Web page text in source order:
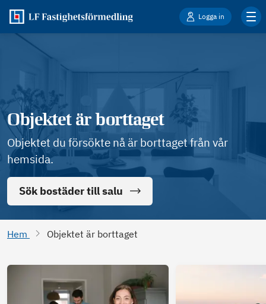
Logga in
Objektet är borttaget
Objektet du försökte nå är borttaget från vår
hemsida.
Sök bostäder till salu
Hem Objektet är borttaget